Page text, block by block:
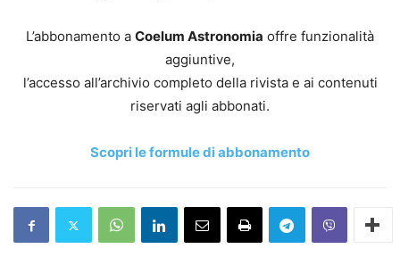
L’abbonamento a Coelum Astronomia offre funzionalità
aggiuntive,
l’accesso all’archivio completo della rivista e ai contenuti
riservati agli abbonati.
Scopri le formule di abbonamento